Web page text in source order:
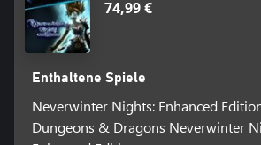
74,99 €
Enthaltene Spiele
Neverwinter Nights: Enhanced
Dungeons & Dragons Neverwinter